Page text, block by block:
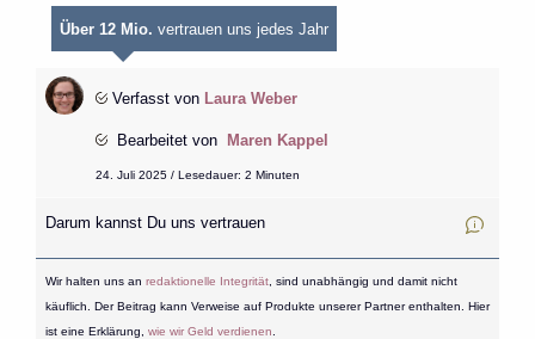
Über 12 Mio. vertrauen uns jedes Jahr
Verfasst von Laura Weber
Bearbeitet von Maren Kappel
24. Juli 2025 / Lesedauer: 2 Minuten
Darum kannst Du uns vertrauen
Wir halten uns an redaktionelle Integrität, sind unabhängig und damit nicht
käuflich. Der Beitrag kann Verweise auf Produkte unserer Partner enthalten. Hier
ist eine Erklärung, wie wir Geld verdienen